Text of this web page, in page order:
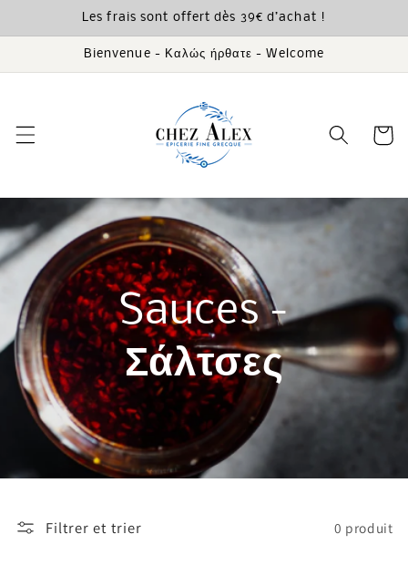
au
contenu
Les frais sont offert dès 39€ d’achat !
Bienvenue - Καλώς ήρθατε - Welcome
Panier
Sauces -
Σάλτσες
Filtrer et trier 0 produit